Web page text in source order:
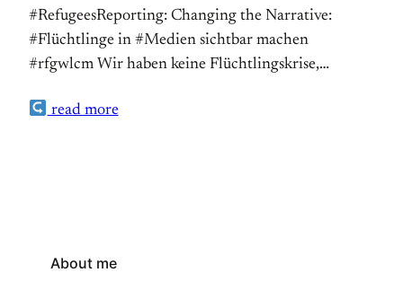
#RefugeesReporting: Changing the Narrative:
#Flüchtlinge in #Medien sichtbar machen
#rfgwlcm Wir haben keine Flüchtlingskrise,
die wir aufnehmen. Damit dies in unserer
read more
About me